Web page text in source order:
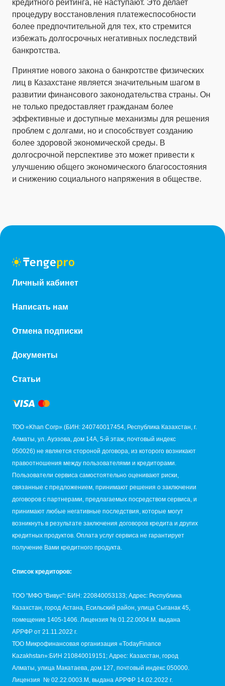
кредитного рейтинга, не наступают. Это делает
процедуру восстановления платежеспособности
более предпочтительной для тех, кто стремится
избежать долгосрочных негативных последствий
банкротства.
Принятие нового закона о банкротстве физических
лиц в Казахстане является значительным шагом в
развитии финансового законодательства страны. Он
не только предоставляет гражданам более
эффективные и доступные механизмы для решения
проблем с долгами, но и способствует созданию
более здоровой экономической среды. В
долгосрочной перспективе это может привести к
улучшению общего экономического благосостояния
и снижению социального напряжения в обществе.
Личный кабинет
Написать нам
Отмена подписки
Документы
Статьи
ТОО «Khan Corp» (БИН: 240740017454, Республика Казахстан, г.
Алматы, ул. Ауэзова, дом 14А, 5-й этаж, почтовый индекс
050026) не является стороной договора, из которого возникают
правоотношения между пользователями и кредиторами.
Пользователи сервиса самостоятельно оценивают риски,
связанные с предложением, принимают решения о заключении
договоров с партнерами, предлагаемых посредством сервиса, и
принимают любые негативные последствия, которые могут
возникнуть в результате заключения договоров кредита и других
кредитных продуктов. Оплата услуг сервиса не гарантирует
получение Вами кредитного продукта.
Список кредиторов:
TОО "МФО "Вивус": БИН: 220840053133; Адрес: Республика
Казахстан, город Астана, Есильский район, улица Сыганак 45,
помещение 1405-1406. Лицензия № 01.22.0004.M. выдана
АРРФР от 21.11.2022 г.
ТОО Микрофинансовая организация «TodayFinance
Kazakhstan»:БИН 210840019151; Адрес: Казахстан, город
Алматы, улица Макатаева, дом 127, почтовый индекс 050000.
Лицензия № 02.22.0003.М, выдана АРРФР 14.02.2022 г.